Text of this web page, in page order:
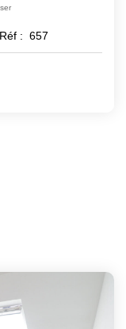
Réf : 657